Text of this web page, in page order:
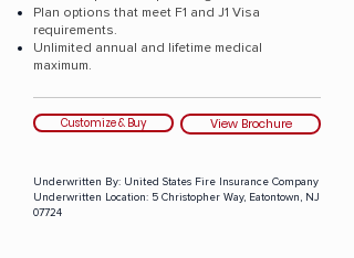
Plan options that meet F1 and J1 Visa
requirements.
Unlimited annual and lifetime medical
maximum.
Customize & Buy View Brochure
Underwritten By: United States Fire Insurance Company
Underwritten Location: 5 Christopher Way, Eatontown, NJ
07724